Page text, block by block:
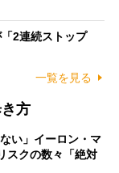
2連続ストップ
一覧を見る
方
い」イーロン・マ
スクの数々「絶対